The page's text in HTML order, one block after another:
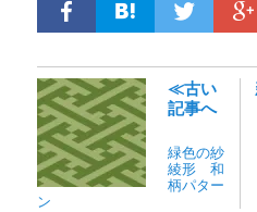
≪古い
記事へ
緑色の紗
綾形 和
柄パター
ン